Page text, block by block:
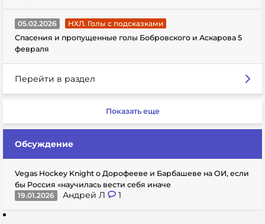
05.02.2026
НХЛ. Голы с подсказками
Спасения и пропущенные голы Бобровского и Аскарова 5
февраля
Перейти в раздел
Показать еще
Обсуждение
Vegas Hockey Knight о Дорофееве и Барбашеве на ОИ, если
бы Россия «научилась вести себя иначе
19.01.2026
Андрей Л 1